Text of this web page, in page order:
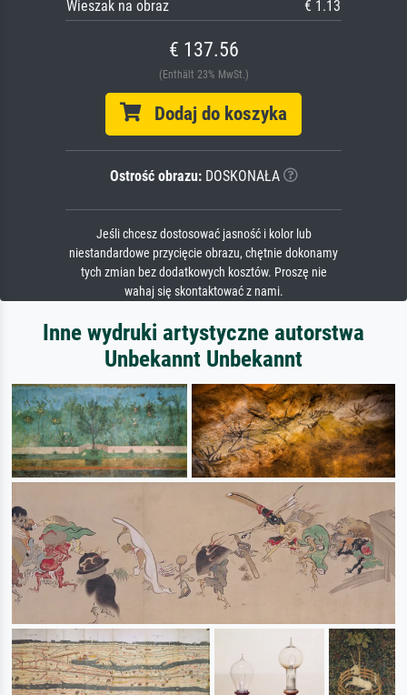
Wieszak na obraz
€ 1.13
€ 137.56
(Enthält 23% MwSt.)
Dodaj do koszyka
Ostrość obrazu:DOSKONAŁA
Jeśli chcesz dostosować jasność i kolor lub
niestandardowe przycięcie obrazu, chętnie dokonamy
tych zmian bez dodatkowych kosztów. Proszę nie
wahaj się skontaktować z nami.
Inne wydruki artystyczne autorstwa
Unbekannt Unbekannt